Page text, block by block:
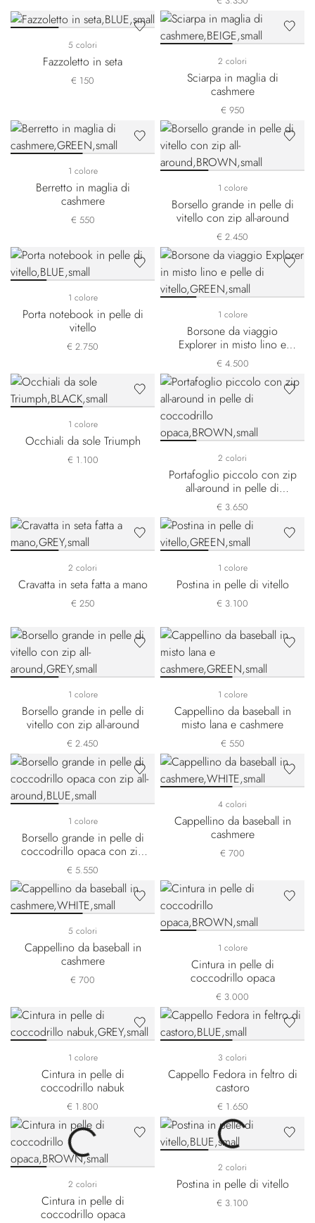
5 colori
Fazzoletto in seta
€ 150
2 colori
Sciarpa in maglia di
cashmere
€ 950
1 colore
Berretto in maglia di
cashmere
€ 550
1 colore
Borsello grande in pelle di
vitello con zip all-around
€ 2.450
1 colore
Porta notebook in pelle di
vitello
€ 2.750
1 colore
Borsone da viaggio
Explorer in misto lino e
pelle di vitello
€ 4.500
1 colore
Occhiali da sole Triumph
€ 1.100 2 colori
Portafoglio piccolo con zip
all-around in pelle di
coccodrillo opaca
€ 3.650
2 colori
Cravatta in seta fatta a mano
€ 250
1 colore
Postina in pelle di vitello
€ 3.100
1 colore
Borsello grande in pelle di
vitello con zip all-around
€ 2.450
1 colore
Cappellino da baseball in
misto lana e cashmere
€ 550
1 colore
Borsello grande in pelle di
coccodrillo opaca con zip
all-around
€ 5.550
4 colori
Cappellino da baseball in
cashmere
€ 700
5 colori
Cappellino da baseball in
cashmere
€ 700
1 colore
Cintura in pelle di
coccodrillo opaca
€ 3.000
1 colore
Cintura in pelle di
coccodrillo nabuk
€ 1.800
3 colori
Cappello Fedora in feltro di
castoro
€ 1.650
2 colori
Cintura in pelle di
coccodrillo opaca
2 colori
Postina in pelle di vitello
€ 3.100